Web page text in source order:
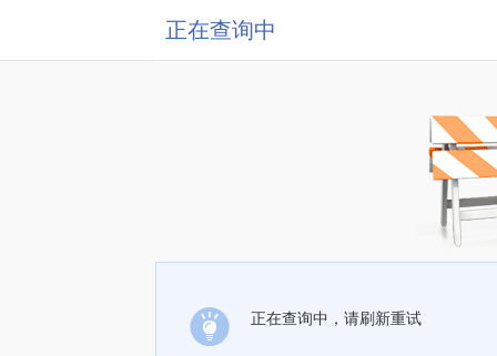
正在查询中
正在查询中，请刷新重试